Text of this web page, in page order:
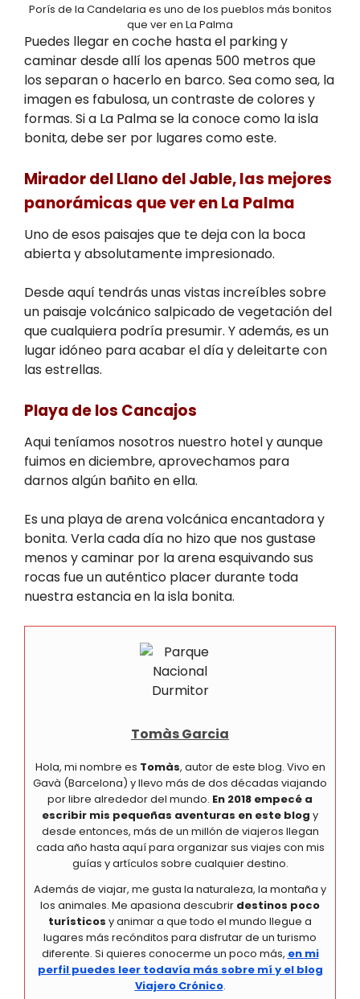
Porís de la Candelaria es uno de los pueblos más bonitos
que ver en La Palma
Puedes llegar en coche hasta el parking y
caminar desde allí los apenas 500 metros que
los separan o hacerlo en barco. Sea como sea, la
imagen es fabulosa, un contraste de colores y
formas. Si a La Palma se la conoce como la isla
bonita, debe ser por lugares como este.
Mirador del Llano del Jable, las mejores
panorámicas que ver en La Palma
Uno de esos paisajes que te deja con la boca
abierta y absolutamente impresionado.
Desde aquí tendrás unas vistas increíbles sobre
un paisaje volcánico salpicado de vegetación del
que cualquiera podría presumir. Y además, es un
lugar idóneo para acabar el día y deleitarte con
las estrellas.
Playa de los Cancajos
Aqui teníamos nosotros nuestro hotel y aunque
fuimos en diciembre, aprovechamos para
darnos algún bañito en ella.
Es una playa de arena volcánica encantadora y
bonita. Verla cada día no hizo que nos gustase
menos y caminar por la arena esquivando sus
rocas fue un auténtico placer durante toda
nuestra estancia en la isla bonita.
Tomàs Garcia
Hola, mi nombre es Tomàs, autor de este blog. Vivo en
Gavà (Barcelona) y llevo más de dos décadas viajando
por libre alrededor del mundo. En 2018 empecé a
escribir mis pequeñas aventuras en este blog y
desde entonces, más de un millón de viajeros llegan
cada año hasta aquí para organizar sus viajes con mis
guías y artículos sobre cualquier destino.
Además de viajar, me gusta la naturaleza, la montaña y
los animales. Me apasiona descubrir destinos poco
turísticos y animar a que todo el mundo llegue a
lugares más recónditos para disfrutar de un turismo
diferente. Si quieres conocerme un poco más, en mi
perfil puedes leer todavía más sobre mí y el blog
Viajero Crónico.